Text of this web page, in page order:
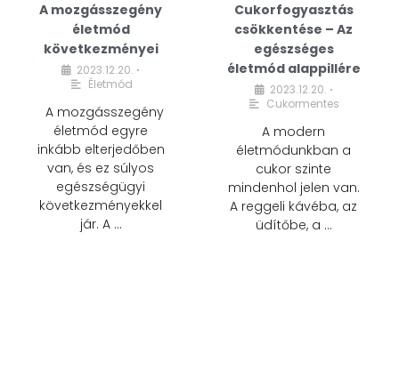
A mozgásszegény
életmód
következményei
2023.12.20. •
Életmód
A mozgásszegény
életmód egyre
inkább elterjedőben
van, és ez súlyos
egészségügyi
következményekkel
jár. A …
Cukorfogyasztás
csökkentése – Az
egészséges
életmód alappillére
2023.12.20. •
Cukormentes
A modern
életmódunkban a
cukor szinte
mindenhol jelen van.
A reggeli kávéba, az
üdítőbe, a …